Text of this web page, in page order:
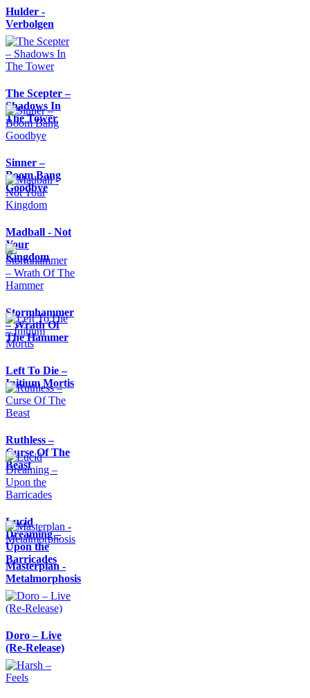
Hulder -
Verbolgen
The Scepter –
Shadows In
The Tower
Sinner –
Boom Bang
Goodbye
Madball - Not
Your
Kingdom
Stormhammer
– Wrath Of
The Hammer
Left To Die –
Initium Mortis
Ruthless –
Curse Of The
Beast
Lucid
Dreaming –
Upon the
Barricades
Masterplan -
Metalmorphosis
Doro – Live
(Re-Release)